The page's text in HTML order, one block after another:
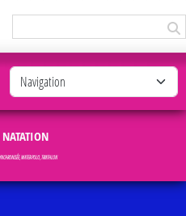
WATER-POLO, TRIATHLON